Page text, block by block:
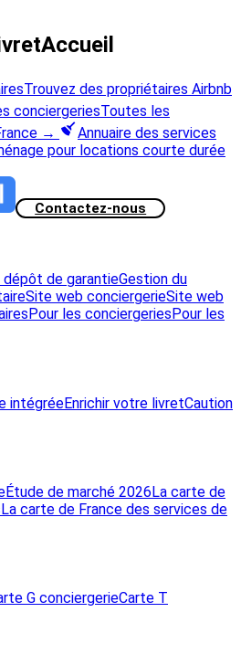
Trouvez des propriétaires Airbnb
conciergeriesToutes les
→
Annuaire des services
pour locations courte durée
Contactez-nous
dépôt de garantieGestion du
Site web conciergerieSite web
Pour les conciergeries Pour les
intégréeEnrichir votre livretCaution
Étude de marché 2026La carte de
La carte de France des services de
G conciergerieCarte T